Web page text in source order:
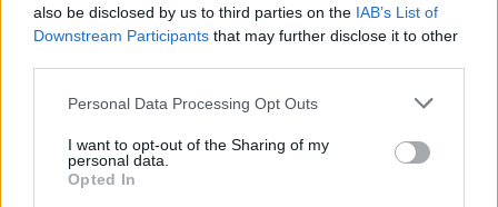
also be disclosed by us to third parties on the IAB’s List of
Downstream Participants that may further disclose it to other
Personal Data Processing Opt Outs
I want to opt-out of the Sharing of my
personal data.
Opted In